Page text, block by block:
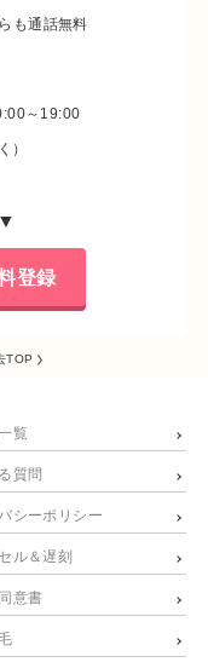
も通話無料
～19:00
）
登録
TOP
覧
質問
シーポリシー
ル＆遅刻
意書